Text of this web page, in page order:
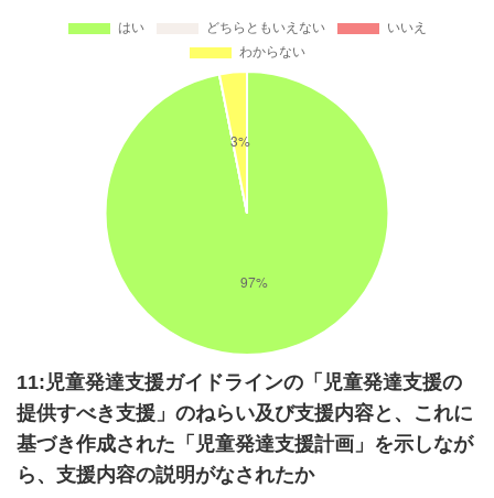
11:児童発達支援ガイドラインの「児童発達支援の
提供すべき支援」のねらい及び支援内容と、これに
基づき作成された「児童発達支援計画」を示しなが
ら、支援内容の説明がなされたか